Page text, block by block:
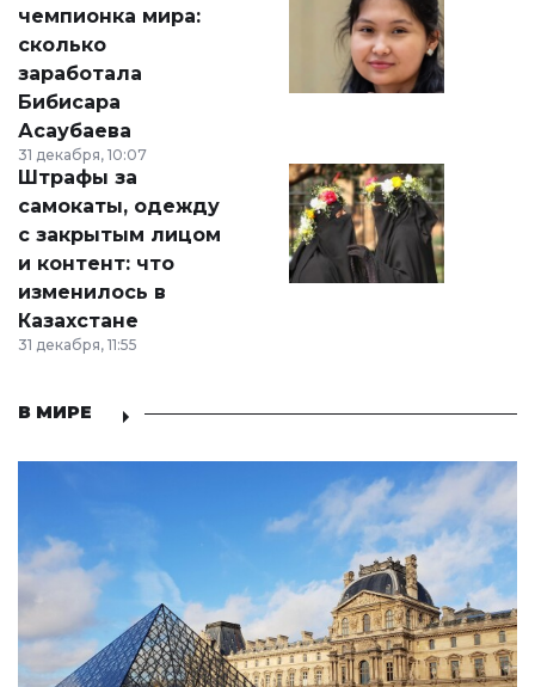
чемпионка мира:
сколько
заработала
Бибисара
Асаубаева
31 декабря, 10:07
Штрафы за
самокаты, одежду
с закрытым лицом
и контент: что
изменилось в
Казахстане
31 декабря, 11:55
В МИРЕ